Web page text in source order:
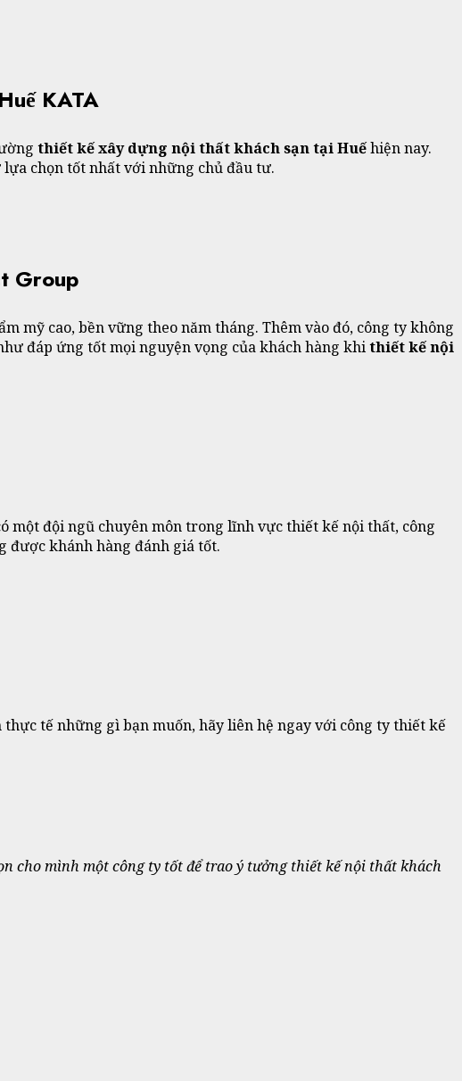
KATA
thiết kế xây dựng nội thất khách sạn tại Huếhiện nay.
chọn tốt nhất với những chủ đầu tư.
Group
mỹ cao, bền vững theo năm tháng. Thêm vào đó, công ty không
đáp ứng tốt mọi nguyện vọng của khách hàng khithiết kế nội
một đội ngũ chuyên môn trong lĩnh vực thiết kế nội thất, công
được khánh hàng đánh giá tốt.
tế những gì bạn muốn, hãy liên hệ ngay với công ty thiết kế
cho mình một công ty tốt để trao ý tưởng thiết kế nội thất khách